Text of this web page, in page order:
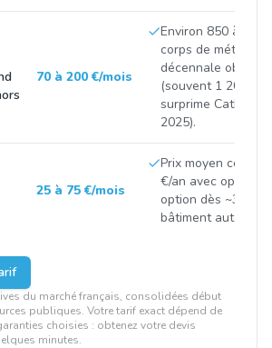
70 à 200 €/mois
Environ 850 à 2
corps de métier et
décennale
(souvent 1 200 à
surprime CatNat
2025).
25 à 75 €/mois
Prix moyen
€/an avec options
option dès ~300
bâtiment autour
du marché français, consolidées début
publiques. Votre tarif exact dépend de
choisies : obtenez votre devis
minutes.